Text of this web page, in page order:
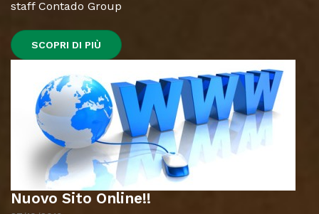
staff Contado Group
SCOPRI DI PIÙ
Nuovo Sito Online!!